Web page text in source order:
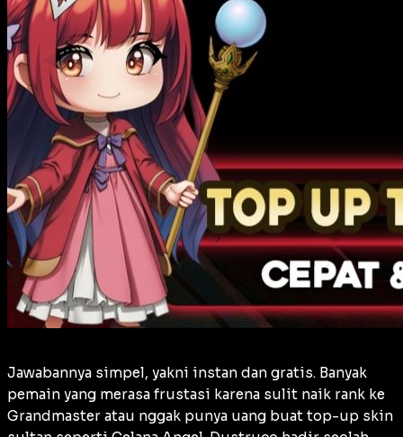
Jawabannya simpel, yakni instan dan gratis. Banyak
pemain yang merasa frustasi karena sulit naik rank ke
Grandmaster atau nggak punya uang buat top-up skin